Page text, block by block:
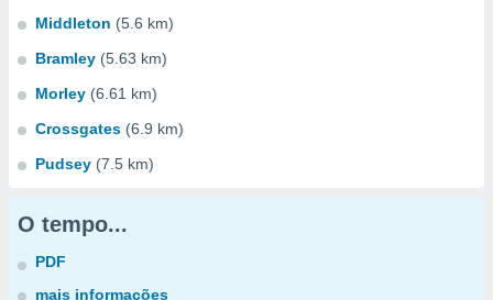
Middleton (5.6 km)
Bramley (5.63 km)
Morley (6.61 km)
Crossgates (6.9 km)
Pudsey (7.5 km)
O tempo...
PDF
mais informações